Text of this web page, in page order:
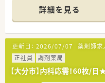
■お近くにスーパーやド
も困りません。
■医療機関・患者様・施設
■在宅は老人ホームを4施
＜教育制度＞
■隔月熊本の薬局と合同
■学会参加については、参
のスキルアップを支援す
詳細を見る
更新日： 2026/07/07 薬剤師求
正社員
調剤薬局
【大分市】内科応需！60枚/